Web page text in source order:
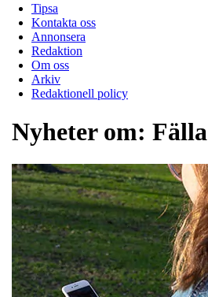
Tipsa
Kontakta oss
Annonsera
Redaktion
Om oss
Arkiv
Redaktionell policy
Nyheter om: Fälla